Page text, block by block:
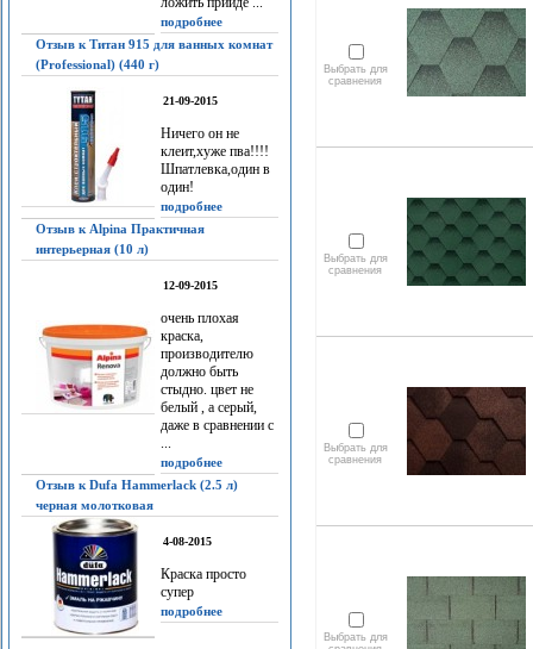
подробнее
Отзыв к Титан 915 для ванных комнат
(Professional) (440 г)
21-09-2015
Ничего он не
клеит,хуже пва!!!!
Шпатлевка,один в
один!
подробнее
Отзыв к Alpina Практичная
интерьерная (10 л)
12-09-2015
очень плохая
краска,
производителю
должно быть
стыдно. цвет не
белый , а серый,
даже в сравнении с
...
подробнее
Отзыв к Dufa Hammerlack (2.5 л)
черная молотковая
4-08-2015
Краска просто
супер
подробнее
Выбрать для
сравнения
Выбрать для
сравнения
Выбрать для
сравнения
Выбрать для